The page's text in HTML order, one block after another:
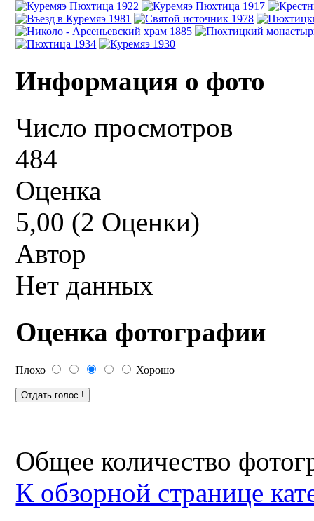
Информация о фото
Число просмотров
484
Оценка
5,00 (2 Оценки)
Автор
Нет данных
Оценка фотографии
Плохо Хорошо
Общее количество
К обзорной странице